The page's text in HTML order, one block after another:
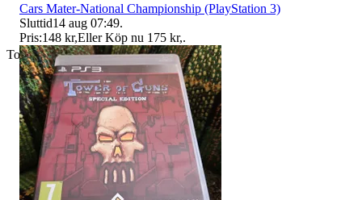
Toppsäljare
Cars Mater-National Championship (PlayStation 3)
Sluttid14 aug 07:49.
Pris:148 kr,Eller Köp nu 175 kr,.